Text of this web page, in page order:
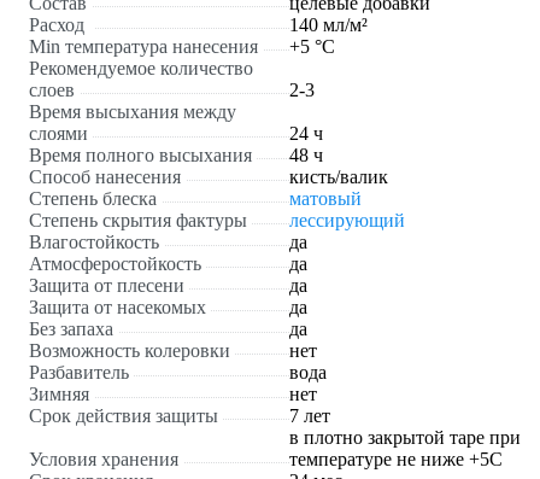
Расход
140 мл/м²
Min температура нанесения
+5 °С
Рекомендуемое количество
слоев
2-3
Время высыхания между
слоями
24 ч
Время полного высыхания
48 ч
Способ нанесения
кисть/валик
Степень блеска
матовый
Степень скрытия фактуры
лессирующий
Влагостойкость
да
Атмосферостойкость
да
Защита от плесени
да
Защита от насекомых
да
Без запаха
да
Возможность колеровки
нет
Разбавитель
вода
Зимняя
нет
Срок действия защиты
7 лет
Условия хранения
в плотно закрытой таре при
температуре не ниже +5С